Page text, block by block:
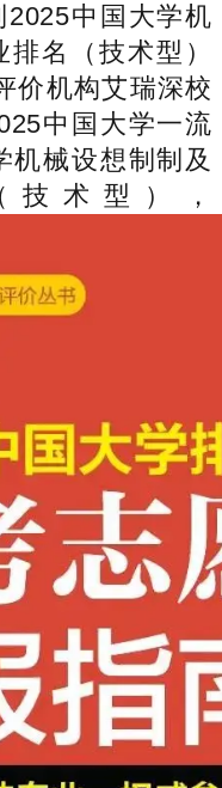
中国大学机
名（技术型）
价机构艾瑞深校
中国大学一流
机械设想制制及
术型），